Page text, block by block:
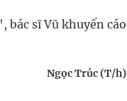
bác sĩ Vũ khuyến cáo
Ngọc Trúc (T/h)